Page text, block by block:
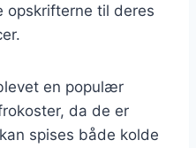
opskrifterne til deres
en populær
da de er
spises både kolde